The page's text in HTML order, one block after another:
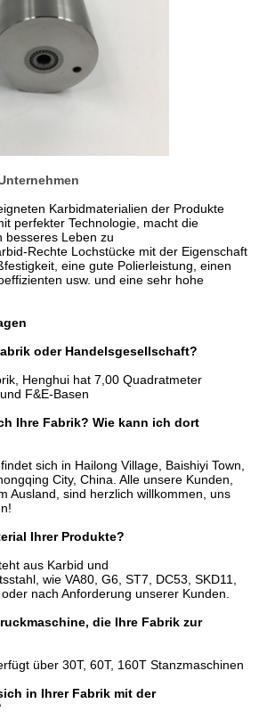
Karbidmaterialien der Produkte
perfekter Technologie, macht die
besseres Leben zu
Rechte Lochstücke mit der Eigenschaft
eine gute Polierleistung, einen
usw. und eine sehr hohe
oder Handelsgesellschaft?
Henghui hat 7,00 Quadratmeter
F&E-Basen
Ihre Fabrik? Wie kann ich dort
sich in Hailong Village, Baishiyi Town,
City, China. Alle unsere Kunden,
Ausland, sind herzlich willkommen, uns
Ihrer Produkte?
aus Karbid und
wie VA80, G6, ST7, DC53, SKD11,
nach Anforderung unserer Kunden.
die Ihre Fabrik zur
über 30T, 60T, 160T Stanzmaschinen
in Ihrer Fabrik mit der